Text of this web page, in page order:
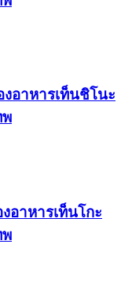
อาหารเท็นชิโนะ
พ
อาหารเท็นโกะ
พ